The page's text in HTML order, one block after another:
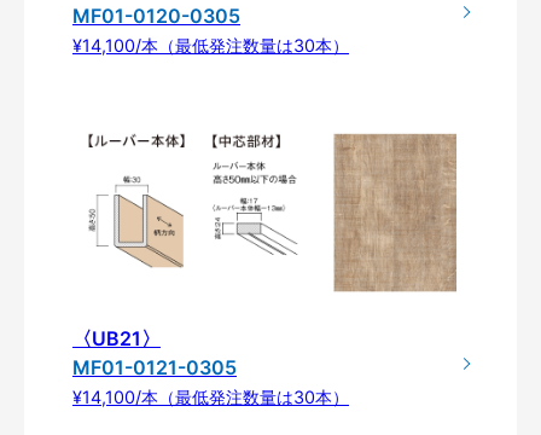
MF01-0120-0305
¥14,100/本（最低発注数量は30本）
〈UB21〉
MF01-0121-0305
¥14,100/本（最低発注数量は30本）